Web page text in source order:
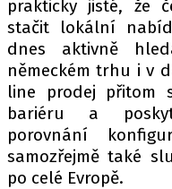
prakticky jisté, že
stačit lokální
dnes aktivně
německém trhu i v
line prodej přitom
bariéru a
porovnání
samozřejmě také
po celé Evropě.